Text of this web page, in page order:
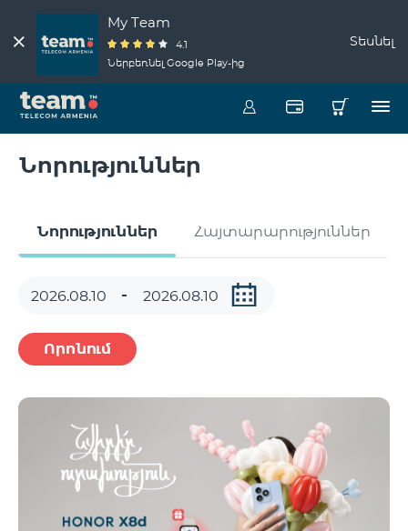
My Team
4.1
Ներբեռնել Google Play-ից
Տեսնել
Նորություններ
Նորություններ Հայտարարություններ
Որոնում